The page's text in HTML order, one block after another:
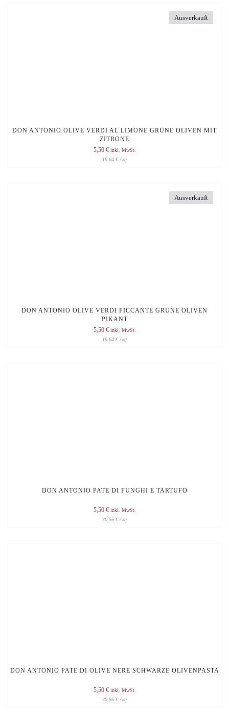
Ausverkauft
DON ANTONIO OLIVE VERDI AL LIMONE GRÜNE OLIVEN MIT
ZITRONE
5,50 € inkl. MwSt.
19,64 € /kg
Ausverkauft
DON ANTONIO OLIVE VERDI PICCANTE GRÜNE OLIVEN
PIKANT
5,50 € inkl. MwSt.
19,64 € /kg
DON ANTONIO PATE DI FUNGHI E TARTUFO
5,50 € inkl. MwSt.
30,56 € /kg
DON ANTONIO PATE DI OLIVE NERE SCHWARZE OLIVENPASTA
5,50 € inkl. MwSt.
30,56 € /kg